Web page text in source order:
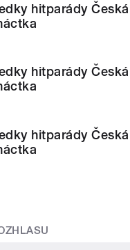
hitparády Česká
hitparády Česká
hitparády Česká